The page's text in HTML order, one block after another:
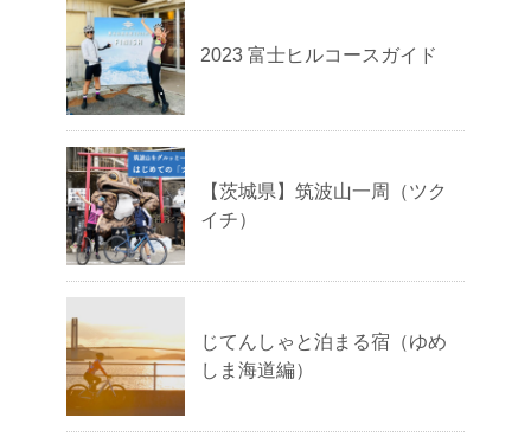
2023 富士ヒルコースガイド
【茨城県】筑波山一周（ツク
イチ）
じてんしゃと泊まる宿（ゆめ
しま海道編）